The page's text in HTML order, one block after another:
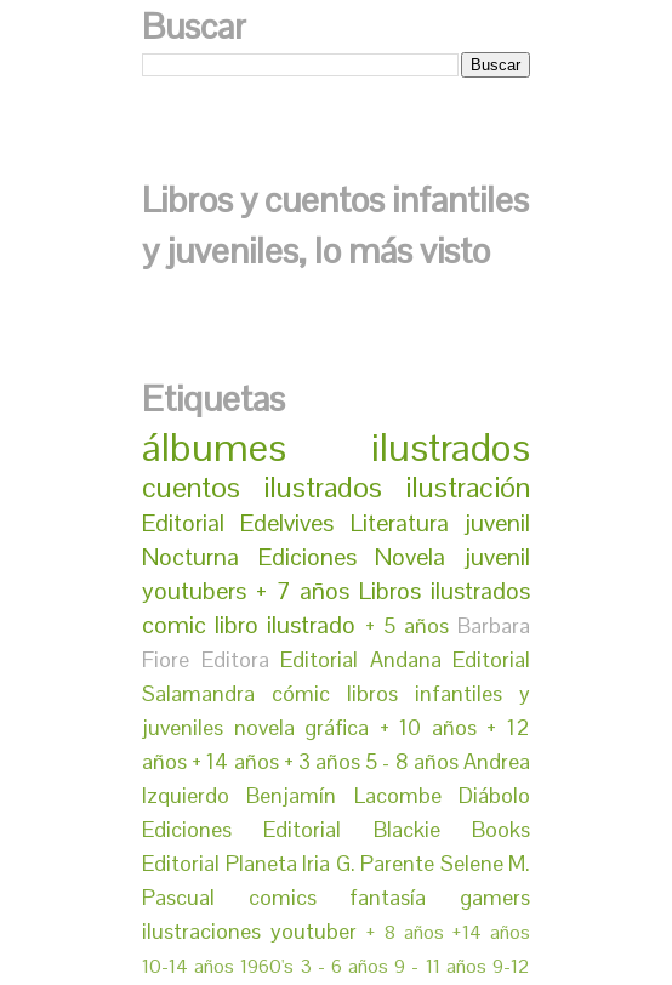
Buscar
Libros y cuentos infantiles
y juveniles, lo más visto
Etiquetas
álbumes ilustrados
cuentos ilustrados ilustración
Editorial Edelvives Literatura juvenil
Nocturna Ediciones
Novela juvenil
youtubers + 7 años Libros ilustrados
comic libro ilustrado + 5 años Barbara
Fiore Editora Editorial Andana Editorial
Salamandra
cómic
libros infantiles y
juveniles novela gráfica + 10 años + 12
años + 14 años + 3 años 5 - 8 añosAndrea
Izquierdo
Benjamín Lacombe
Diábolo
Ediciones
Editorial Blackie Books
Editorial Planeta Iria G. Parente Selene M.
Pascual
comics fantasía
gamers
ilustraciones youtuber + 8 años +14 años
10-14 años 1960's 3 - 6 años 9 - 11 años 9-12